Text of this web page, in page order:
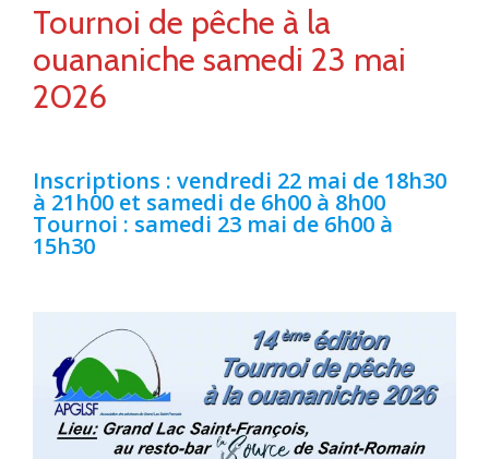
Tournoi de pêche à la
ouananiche samedi 23 mai
2026
Inscriptions : vendredi 22 mai de 18h30
à 21h00 et samedi de 6h00 à 8h00
Tournoi : samedi 23 mai de 6h00 à
15h30